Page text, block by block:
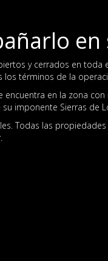
en
y cerrados en toda
términos de la
en la zona
imponente Sierras de
Todas las